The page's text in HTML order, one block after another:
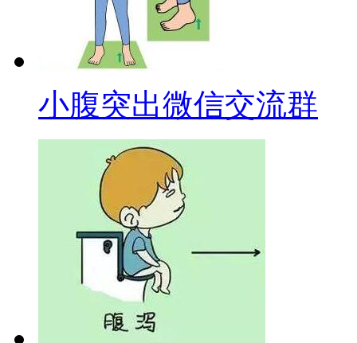
小腹突出微信交流群